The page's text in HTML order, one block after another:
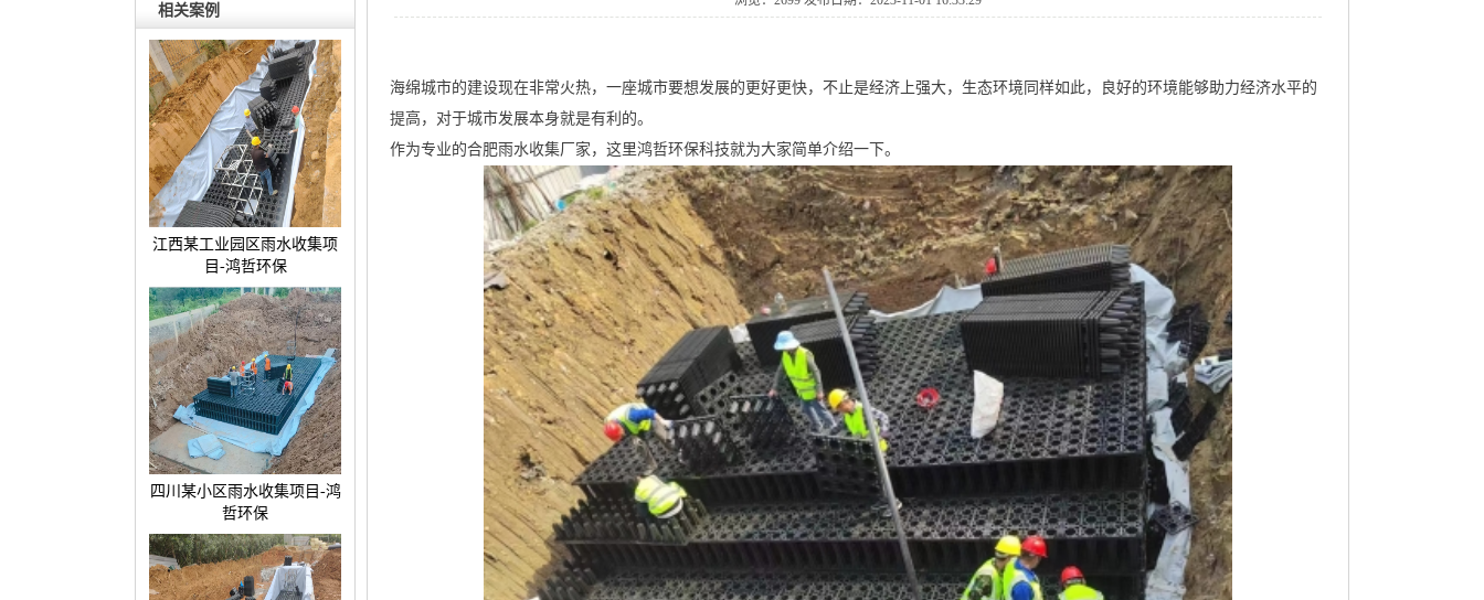
相关案例
江西某工业园区雨水收集项
目-鸿哲环保
四川某小区雨水收集项目-鸿
哲环保
海绵城市的建设现在非常火热，一座城市要想发展的更好更快，不止是经济上强大，生态环境同样如此，良好的环境能够助力经济水平的
提高，对于城市发展本身就是有利的。
作为专业的合肥雨水收集厂家，这里鸿哲环保科技就为大家简单介绍一下。